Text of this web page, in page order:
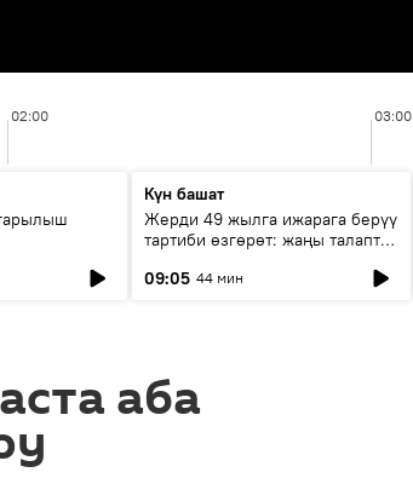
02:00 03:00
Күн башат
Жерди 49 жылга ижарага берүү
тартиби өзгөрөт: жаңы талаптар
09:05 44 мин
аба